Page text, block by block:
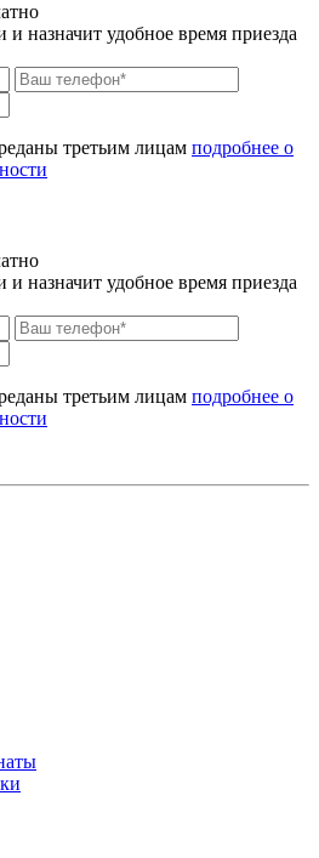
назначит удобное время приезда
третьим лицам подробнее о
назначит удобное время приезда
третьим лицам подробнее о